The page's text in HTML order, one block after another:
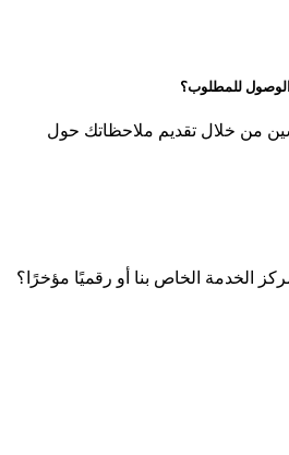
للمطلوب؟
من خلال تقديم ملاحظاتك حول
الخدمة الخاص بنا أو رقميًا مؤخرًا؟